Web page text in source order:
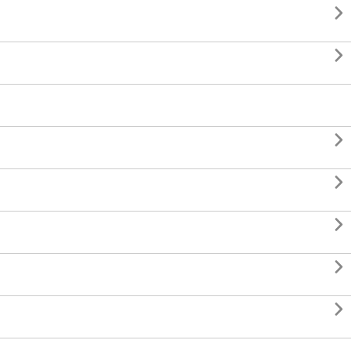






